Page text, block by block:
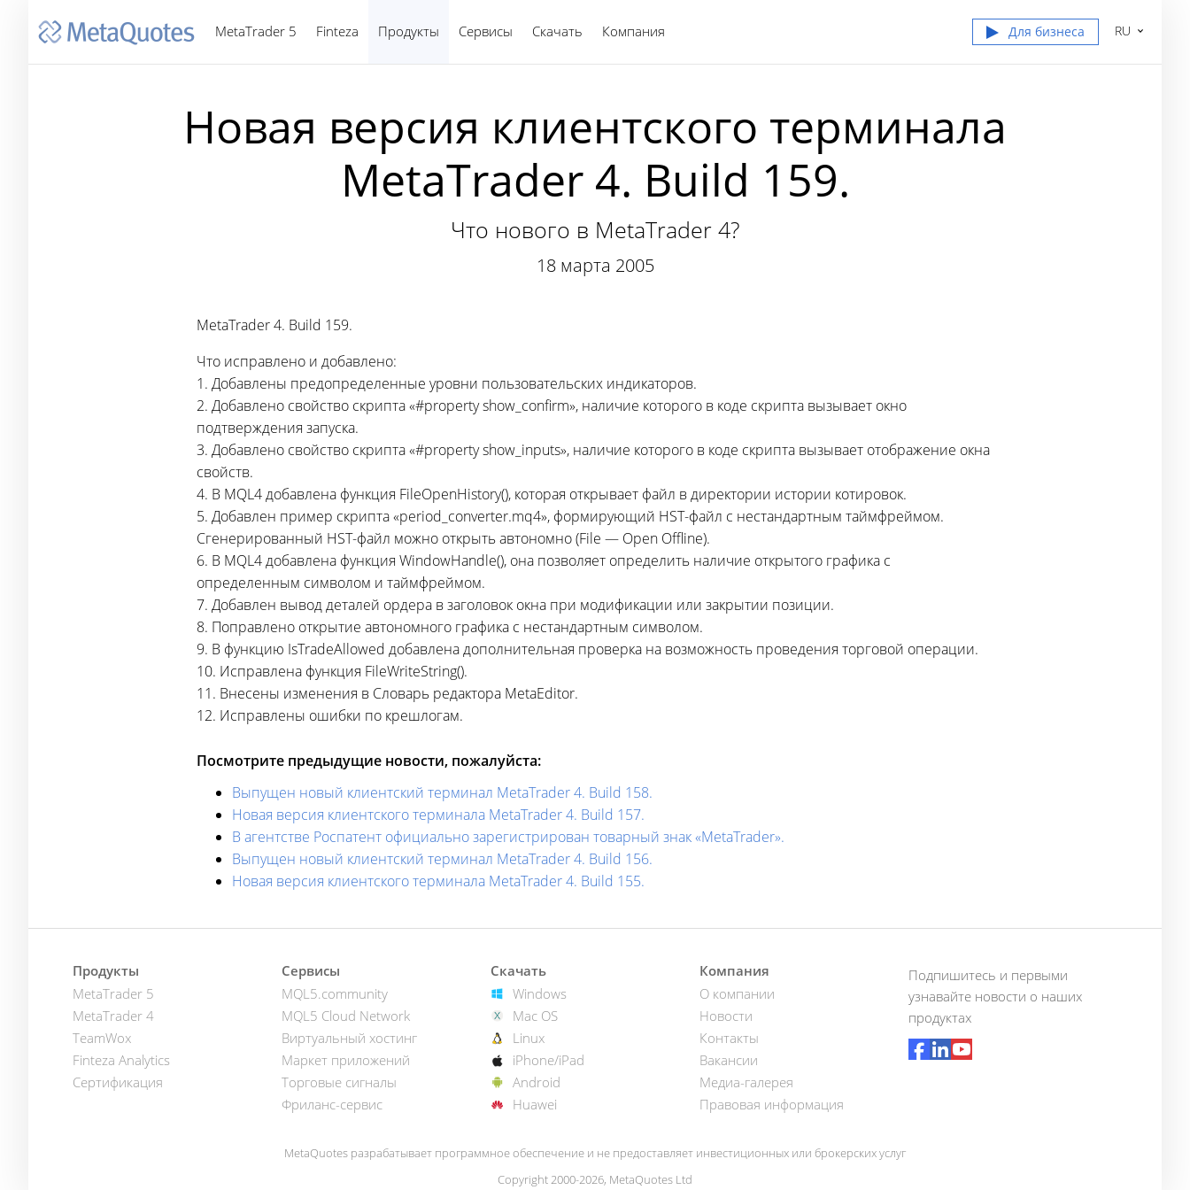
MetaTrader 5 Finteza Продукты Сервисы Скачать Компания Для бизнеса RU
Новая версия клиентского терминала
MetaTrader 4. Build 159.
Что нового в MetaTrader 4?
18 марта 2005
MetaTrader 4. Build 159.
Что исправлено и добавлено:
1. Добавлены предопределенные уровни пользовательских индикаторов.
2. Добавлено свойство скрипта «#property show_confirm», наличие которого в коде скрипта вызывает окно
подтверждения запуска.
3. Добавлено свойство скрипта «#property show_inputs», наличие которого в коде скрипта вызывает отображение окна
свойств.
4. В MQL4 добавлена функция FileOpenHistory(), которая открывает файл в директории истории котировок.
5. Добавлен пример скрипта «period_converter.mq4», формирующий HST-файл с нестандартным таймфреймом.
Сгенерированный HST-файл можно открыть автономно (File — Open Offline).
6. В MQL4 добавлена функция WindowHandle(), она позволяет определить наличие открытого графика с
определенным символом и таймфреймом.
7. Добавлен вывод деталей ордера в заголовок окна при модификации или закрытии позиции.
8. Поправлено открытие автономного графика с нестандартным символом.
9. В функцию IsTradeAllowed добавлена дополнительная проверка на возможность проведения торговой операции.
10. Исправлена функция FileWriteString().
11. Внесены изменения в Словарь редактора MetaEditor.
12. Исправлены ошибки по крешлогам.
Посмотрите предыдущие новости, пожалуйста:
Выпущен новый клиентский терминал MetaTrader 4. Build 158.
Новая версия клиентского терминала MetaTrader 4. Build 157.
В агентстве Роспатент официально зарегистрирован товарный знак «MetaTrader».
Выпущен новый клиентский терминал MetaTrader 4. Build 156.
Новая версия клиентского терминала MetaTrader 4. Build 155.
Продукты
MetaTrader 5
MetaTrader 4
TeamWox
Finteza Analytics
Сертификация
Сервисы
MQL5.community
MQL5 Cloud Network
Виртуальный хостинг
Маркет приложений
Торговые сигналы
Фриланс-сервис
Скачать
Windows
Mac OS
Linux
iPhone/iPad
Android
Huawei
Компания
О компании
Новости
Контакты
Вакансии
Медиа-галерея
Правовая информация
Подпишитесь и первыми
узнавайте новости о наших
продуктах
MetaQuotes разрабатывает программное обеспечение и не предоставляет инвестиционных или брокерских услуг
Copyright 2000-2026, MetaQuotes Ltd